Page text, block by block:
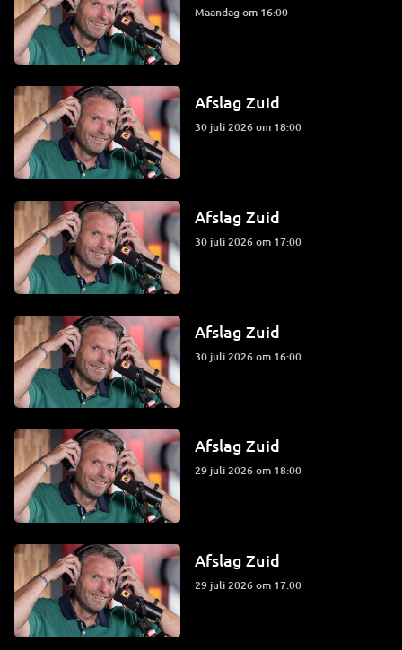
maandag om 16:00
Afslag Zuid
30 juli 2026 om 18:00
Afslag Zuid
30 juli 2026 om 17:00
Afslag Zuid
30 juli 2026 om 16:00
Afslag Zuid
29 juli 2026 om 18:00
Afslag Zuid
29 juli 2026 om 17:00